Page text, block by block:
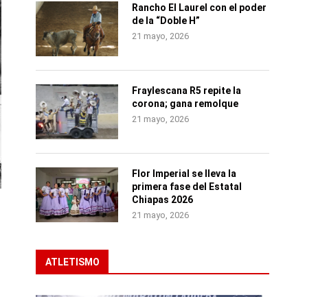
Rancho El Laurel con el poder
de la “Doble H”
21 mayo, 2026
Fraylescana R5 repite la
corona; gana remolque
21 mayo, 2026
Flor Imperial se lleva la
primera fase del Estatal
Chiapas 2026
21 mayo, 2026
ATLETISMO